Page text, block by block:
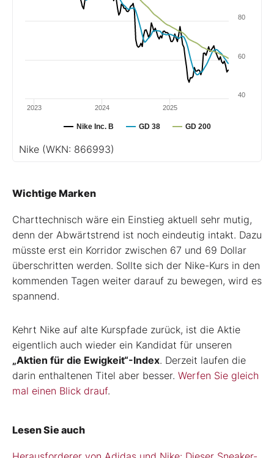
Nike Inc. B GD 38 GD 200
2023 2024 2025
40
60
80
Nike (WKN: 866993)
Wichtige Marken
Charttechnisch wäre ein Einstieg aktuell sehr mutig,
denn der Abwärtstrend ist noch eindeutig intakt. Dazu
müsste erst ein Korridor zwischen 67 und 69 Dollar
überschritten werden. Sollte sich der Nike-Kurs in den
kommenden Tagen weiter darauf zu bewegen, wird es
spannend.
Kehrt Nike auf alte Kurspfade zurück, ist die Aktie
eigentlich auch wieder ein Kandidat für unseren
„Aktien für die Ewigkeit“-Index. Derzeit laufen die
darin enthaltenen Titel aber besser. Werfen Sie gleich
mal einen Blick drauf.
Lesen Sie auch